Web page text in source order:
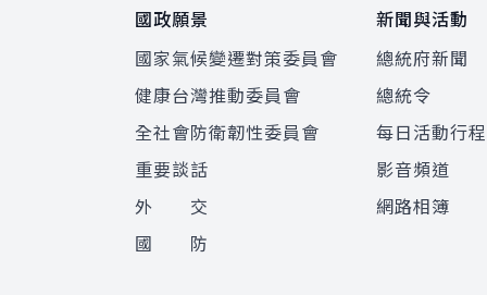
國政願景
國家氣候變遷對策委員會
健康台灣推動委員會
全社會防衛韌性委員會
重要談話
外 交
國 防
新聞與活動
總統府新聞
總統令
每日活動行程
影音頻道
網路相簿